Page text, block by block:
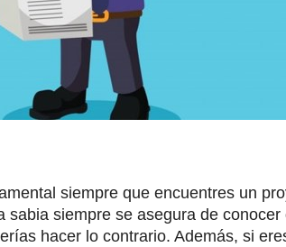
siempre que encuentres un
sabia siempre se asegura de
hacer lo contrario. Además, si